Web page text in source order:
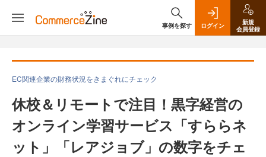
事例を探す ログイン
新規
会員登録
EC関連企業の財務状況をきまぐれにチェック
休校＆リモートで注目！黒字経営の
オンライン学習サービス「すららネ
ット」「レアジョブ」の数字をチェ